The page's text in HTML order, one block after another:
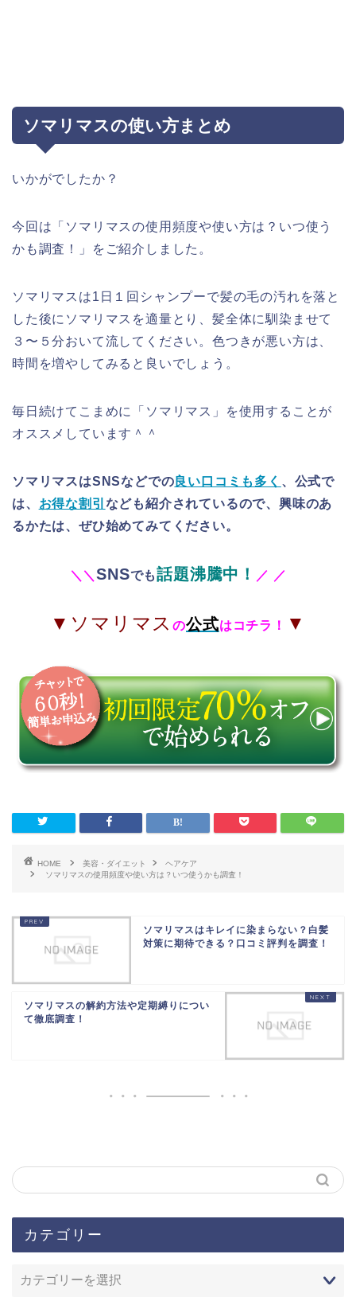
ソマリマスの使い方まとめ
いかがでしたか？
今回は「ソマリマスの使用頻度や使い方は？いつ使う
かも調査！」をご紹介しました。
ソマリマス は1日１回シャンプーで髪の毛の汚れを落と
した後にソマリマスを適量とり、髪全体に馴染ませて
３〜５分おいて流してください。色つきが悪い方は、
時間を増やしてみると良いでしょう。
毎日続けてこまめに「 ソマリマス 」を使用することが
オススメしています＾＾
ソマリマスはSNSなどでの 良い口コミも多く 、公式で
は、 お得な割引 なども紹介されているので、興味のあ
るかたは、ぜひ始めてみてください。
＼ ＼SNSでも話題沸騰中！ ／ ／
▼ソマリマスの公式はコチラ！ ▼
HOME 美容・ダイエット
ヘアケア
ソマリマスの使用頻度や使い方は？いつ使うかも調査！
ソマリマスはキレイに染まらない？白髪
対策に期待できる？口コミ評判を調査！
ソマリマスの解約方法や定期縛りについ
て徹底調査！
カテゴリー